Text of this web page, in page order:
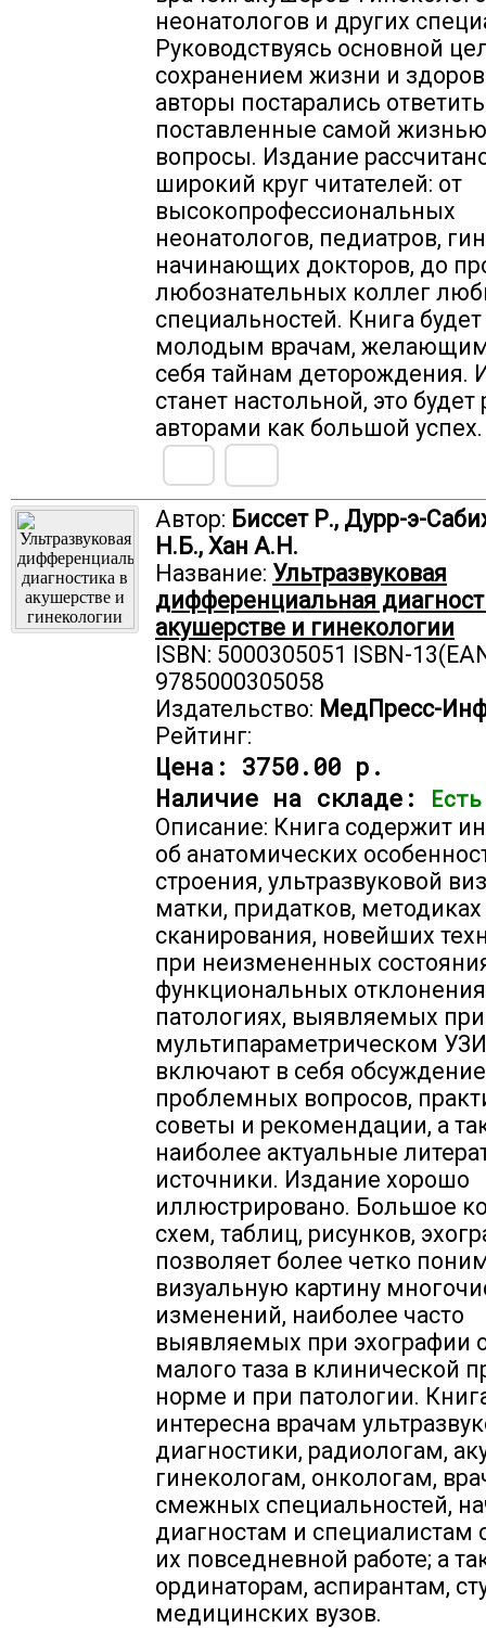
неонатологов и других
Руководствуясь основной
сохранением жизни и
авторы постарались
поставленные самой
вопросы. Издание
широкий круг читателей: от
высокопрофессиональных
неонатологов, педиатров,
начинающих докторов, до
любознательных коллег
специальностей. Книга
молодым врачам, желающим
себя тайнам деторождения.
станет настольной, это
авторами как большой успех.
Автор: Биссет Р., Дурр-э-
Н.Б., Хан А.Н.
Название: Ультразвуковая
дифференциальная
акушерстве и гинекологии
ISBN: 5000305051 ISBN-
9785000305058
Издательство: МедПресс-
Рейтинг:
Цена: 3750.00 р.
Наличие на складе:
Есть
Описание: Книга содержит
об анатомических
строения, ультразвуковой
матки, придатков, методиках
сканирования, новейших
при неизмененных
функциональных
патологиях, выявляемых при
мультипараметрическом
включают в себя обсуждение
проблемных вопросов,
советы и рекомендации, а
наиболее актуальные
источники. Издание хорошо
иллюстрировано. Большое
схем, таблиц, рисунков,
позволяет более четко
визуальную картину
изменений, наиболее часто
выявляемых при эхографии
малого таза в клинической
норме и при патологии.
интересна врачам
диагностики, радиологам,
гинекологам, онкологам,
смежных специальностей,
диагностам и специалистам
их повседневной работе; а
ординаторам, аспирантам,
медицинских вузов.